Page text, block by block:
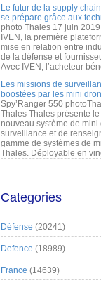
Le futur de la supply
se prépare grâce aux
photo Thales 17 juin
IVEN, la première
mise en relation entre
de la défense et
Avec IVEN, l’acheteur
Les missions de
boostées par les mini
Spy’Ranger 550
Thales Thales présente
nouveau système de mini
surveillance et de
gamme de systèmes de
Thales. Déployable en
Categories
Défense (20241)
Defence (18989)
France (14639)